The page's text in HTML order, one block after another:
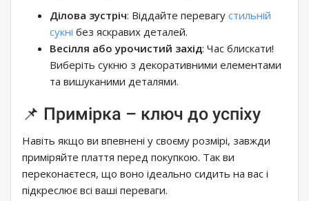
Ділова зустріч: Віддайте перевагу стильній
сукні без яскравих деталей.
Весілля або урочистий захід: Час блискати!
Виберіть сукню з декоративними елементами
та вишуканими деталями.
📌 Примірка – ключ до успіху
Навіть якщо ви впевнені у своєму розмірі, завжди
приміряйте плаття перед покупкою. Так ви
переконаєтеся, що воно ідеально сидить на вас і
підкреслює всі ваші переваги.